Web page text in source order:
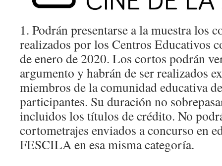
1. Podrán presentarse a la muestra los
realizados por los Centros Educativos
de enero de 2020. Los cortos podrán
argumento y habrán de ser realizados
miembros de la comunidad educativa
participantes. Su duración no
incluidos los títulos de crédito. No
cortometrajes enviados a concurso en
FESCILA en esa misma categoría.